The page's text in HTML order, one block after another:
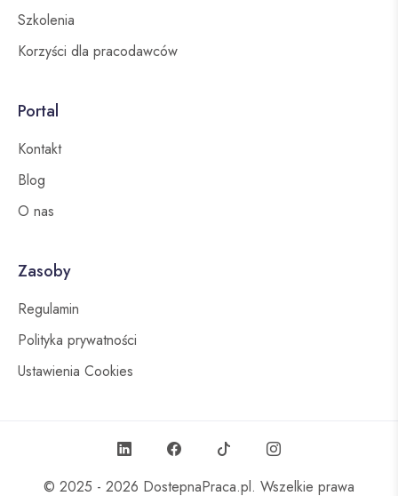
Szkolenia
Korzyści dla pracodawców
Portal
Kontakt
Blog
O nas
Zasoby
Regulamin
Polityka prywatności
Ustawienia Cookies
© 2025 - 2026 DostepnaPraca.pl. Wszelkie prawa